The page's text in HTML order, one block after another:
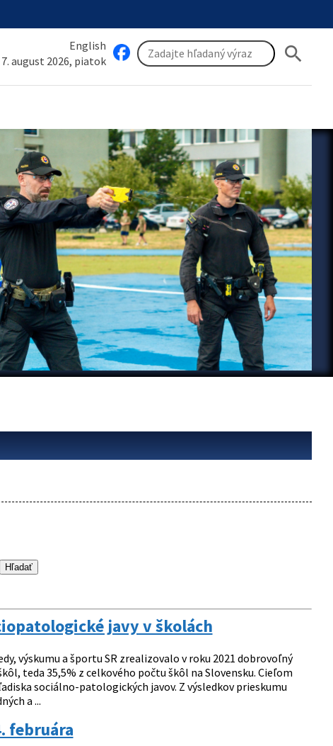
English
7. august 2026, piatok
search
javy v školách
výskumu a športu SR zrealizovalo v roku 2021 dobrovoľný
teda 35,5% z celkového počtu škôl na Slovensku. Cieľom
sociálno-patologických javov. Z výsledkov prieskumu
a ...
februára